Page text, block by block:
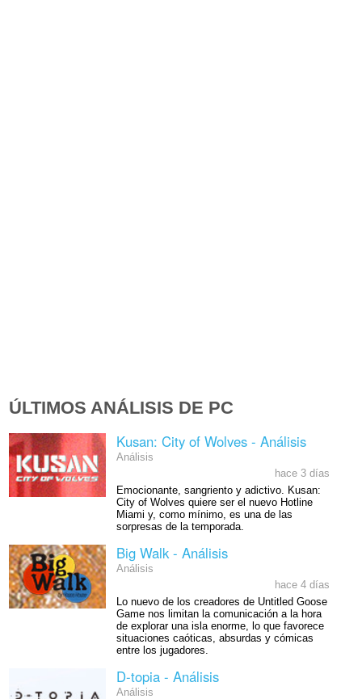
ÚLTIMOS ANÁLISIS DE PC
Kusan: City of Wolves - Análisis
Análisis
hace 3 días
Emocionante, sangriento y adictivo. Kusan:
City of Wolves quiere ser el nuevo Hotline
Miami y, como mínimo, es una de las
sorpresas de la temporada.
Big Walk - Análisis
Análisis
hace 4 días
Lo nuevo de los creadores de Untitled Goose
Game nos limitan la comunicación a la hora
de explorar una isla enorme, lo que favorece
situaciones caóticas, absurdas y cómicas
entre los jugadores.
D-topia - Análisis
Análisis